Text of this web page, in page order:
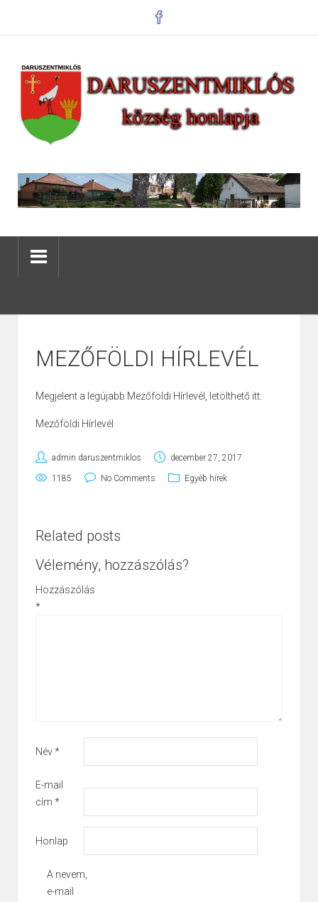
MEZŐFÖLDI HÍRLEVÉL
Megjelent a legújabb Mezőföldi Hírlevél, letölthető itt:
Mezőföldi Hírlevél
admin.daruszentmiklos december 27, 2017
1185 No Comments Egyéb hírek
Related posts
Vélemény, hozzászólás?
Hozzászólás
*
Név*
E-mail
cím *
Honlap
A nevem,
e-mail